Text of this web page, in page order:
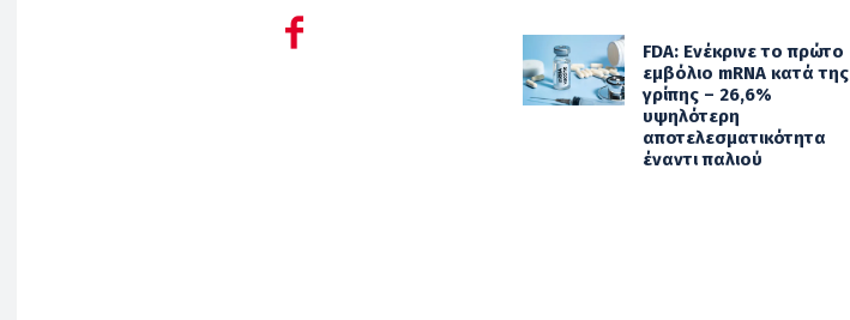
FDA: Ενέκρινε το πρώτο
εμβόλιο mRNA κατά της
γρίπης – 26,6%
υψηλότερη
αποτελεσματικότητα
έναντι παλιού